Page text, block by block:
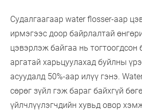
Судалгаагаар water flosser-аар
ирмэгээс доор байрлалтай
цэвэрлэж байгаа нь
аргатай харьцуулахад буйлны
асуудалд 50%-аар илүү гэнэ.
сөрөг зүйл гэж бараг байхгүй
үйлчлүүлэгчдийн хувьд овор